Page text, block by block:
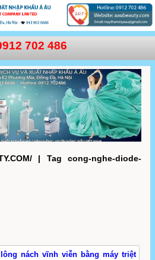
702 486
| Tag cong-nghe-diode-
nách vĩnh viễn bằng máy triệt